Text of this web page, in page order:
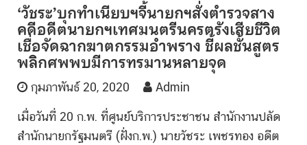
‘วัชระ’บุกทำเนียบฯจี้นายกฯสั่งตำรวจสาง
คดีอดีตนายกฯเทศมนตรีนครตรังเสียชีวิต
เชื่อจัดฉากฆาตกรรมอำพราง ชี้ผลชั้นสูตร
พลิกศพพบมีการทรมานหลายจุด
กุมภาพันธ์ 20, 2020 Admin
เมื่อวันที่ 20 ก.พ. ที่ศูนย์บริการประชาชน สำนักงานปลัด
สำนักนายกรัฐมนตรี (ฝั่งก.พ.) นายวัชระ เพชรทอง อดีต